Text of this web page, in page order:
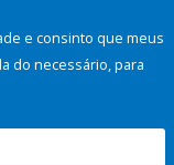
e consinto que meus
do necessário, para